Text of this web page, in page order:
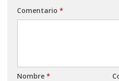
Comentario *
Nombre *